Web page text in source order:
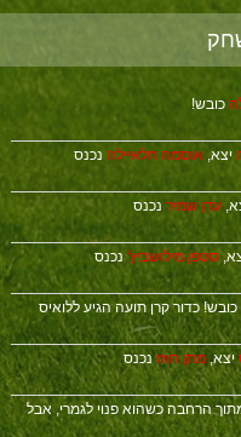
כובש!
יצא, אוסמה חלאיילה נכנס
עדן שמיר נכנס
סטפן מילושביץ' נכנס
כובש! כדור קרן תועה הגיע ללואיס
יצא,מתן חוזזנכנס
הרחבה כשהוא פנוי לגמרי, אבל